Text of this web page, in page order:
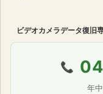
ビデオカメラデータ復旧
📞
年